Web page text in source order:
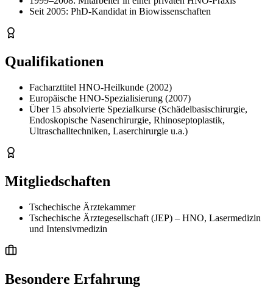
Seit 2005: PhD-Kandidat in Biowissenschaften
Qualifikationen
Facharzttitel HNO-Heilkunde (2002)
Europäische HNO-Spezialisierung (2007)
Über 15 absolvierte Spezialkurse (Schädelbasischirurgie,
Endoskopische Nasenchirurgie, Rhinoseptoplastik,
Ultraschalltechniken, Laserchirurgie u.a.)
Mitgliedschaften
Tschechische Ärztekammer
Tschechische Ärztegesellschaft (JEP) – HNO, Lasermedizin
und Intensivmedizin
Besondere Erfahrung